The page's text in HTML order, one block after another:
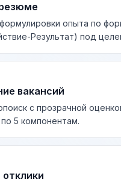
опыта по
Результат) под
вакансий
с прозрачной
5 компонентам.